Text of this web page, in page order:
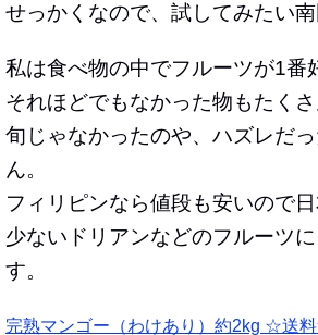
せっかくなので、試してみたい
私は食べ物の中でフルーツが1番
それほどでもなかった物もたくさ
旬じゃなかったのや、ハズレだ
ん。
フィリピンなら値段も安いので
少ないドリアンなどのフルーツ
す。
完熟マンゴー（わけあり）約2kg ☆送